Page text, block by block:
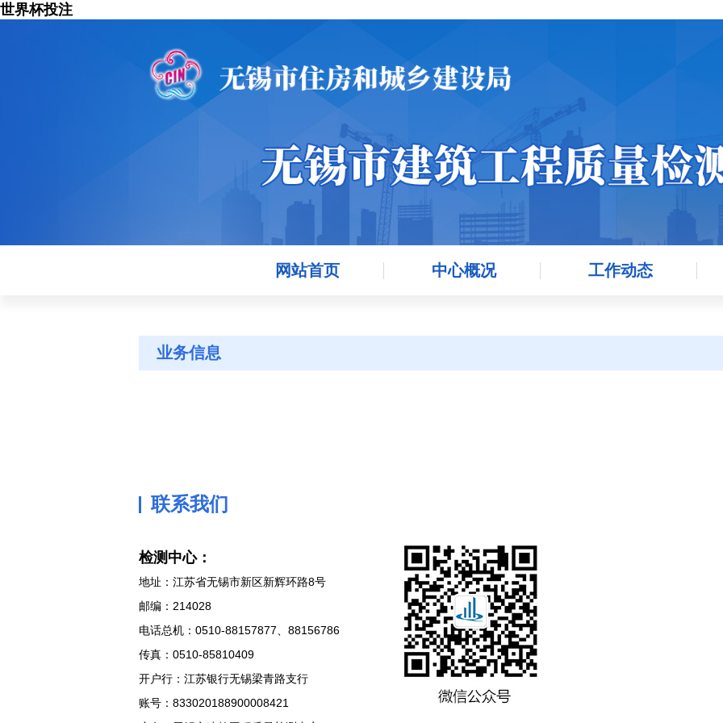
世界杯投注
网站首页 中心概况 工作动态
业务信息
联系我们
检测中心：
地址：江苏省无锡市新区新辉环路8号
邮编：214028
电话总机：0510-88157877、88156786
传真：0510-85810409
开户行：江苏银行无锡梁青路支行
账号：833020188900008421